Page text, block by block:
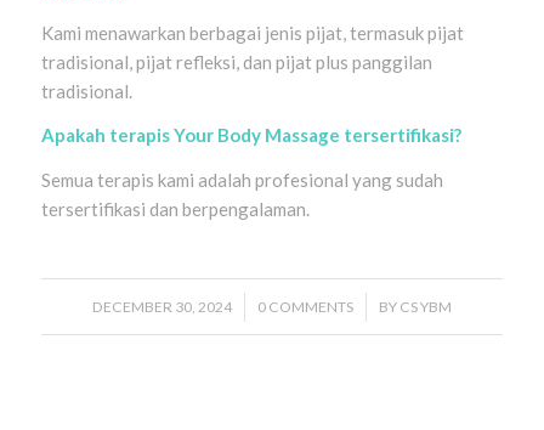
Kami menawarkan berbagai jenis pijat, termasuk pijat
tradisional, pijat refleksi, dan pijat plus panggilan
tradisional.
Apakah terapis Your Body Massage tersertifikasi?
Semua terapis kami adalah profesional yang sudah
tersertifikasi dan berpengalaman.
DECEMBER 30, 2024
/ 0 COMMENTS
/ BY CS YBM